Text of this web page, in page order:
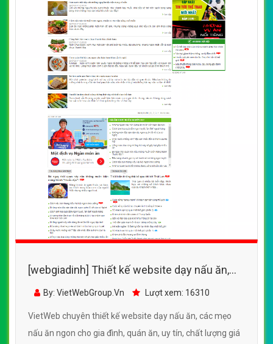
[webgiadinh] Thiết kế website dạy nấu ăn,
các mẹo nấu ăn ngon cho gia đình, quán ăn
By: VietWebGroup.Vn Lượt xem: 16310
VietWeb chuyên thiết kế website dạy nấu ăn, các mẹo
nấu ăn ngon cho gia đình, quán ăn, uy tín, chất lượng giá